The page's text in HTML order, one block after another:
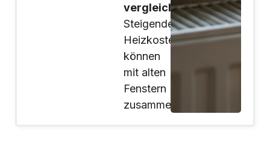
vergleichen:
Steigende
Heizkosten
können
mit alten
Fenstern
zusammenhängen